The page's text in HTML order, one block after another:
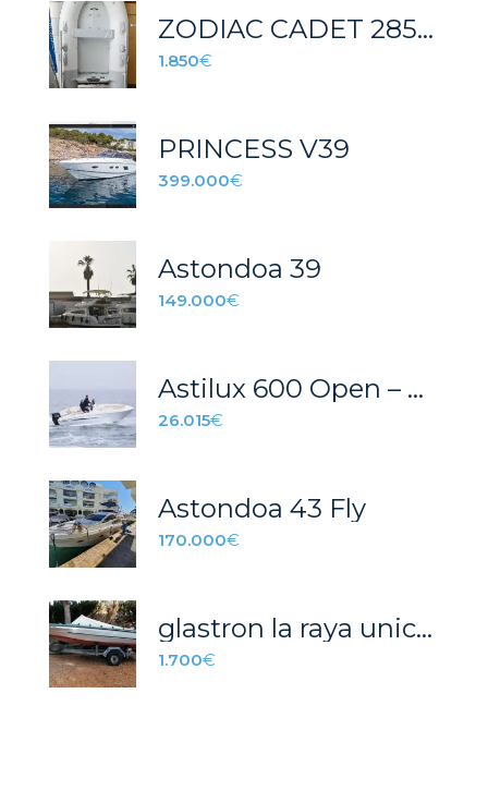
ZODIAC CADET 285 FR
1.850€
PRINCESS V39
399.000€
Astondoa 39
149.000€
Astilux 600 Open – Exclusiva
26.015€
Astondoa 43 Fly
170.000€
glastron la raya unico propietario
1.700€